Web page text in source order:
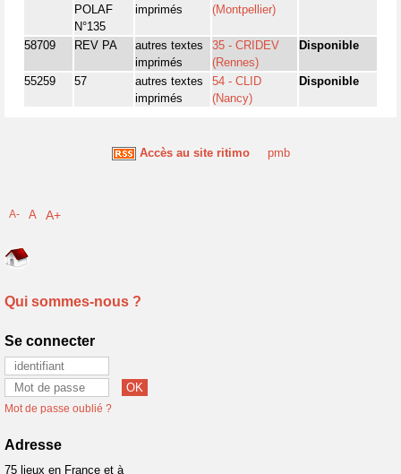
POLAF
N°135
imprimés
(Montpellier)
58709 REV PA
autres textes
imprimés
35 - CRIDEV
(Rennes)
Disponible
55259 57
autres textes
imprimés
54 - CLID
(Nancy)
Disponible
Accès au site ritimo pmb
A- A A+
Qui sommes-nous ?
Se connecter
Mot de passe oublié ?
Adresse
75 lieux en France et à